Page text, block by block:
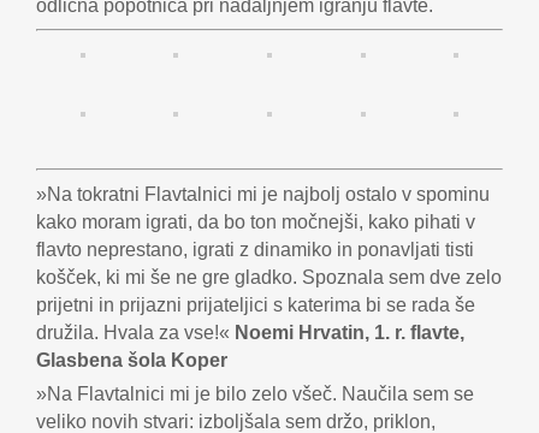
odlična popotnica pri nadaljnjem igranju flavte.
»Na tokratni Flavtalnici mi je najbolj ostalo v spominu
kako moram igrati, da bo ton močnejši, kako pihati v
flavto neprestano, igrati z dinamiko in ponavljati tisti
košček, ki mi še ne gre gladko. Spoznala sem dve zelo
prijetni in prijazni prijateljici s katerima bi se rada še
družila. Hvala za vse!« Noemi Hrvatin, 1. r. flavte,
Glasbena šola Koper
»Na Flavtalnici mi je bilo zelo všeč. Naučila sem se
veliko novih stvari: izboljšala sem držo, priklon,